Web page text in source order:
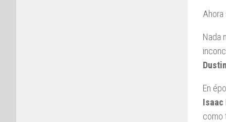
Ahora
Nada
En
Isaac
como